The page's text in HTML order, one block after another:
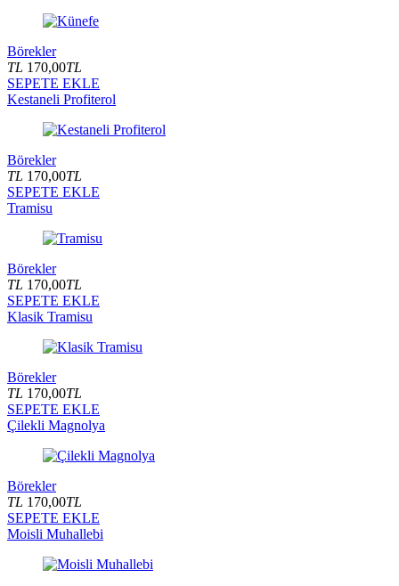
Börekler
TL 170,00TL
SEPETE EKLE
Kestaneli Profiterol
Börekler
TL 170,00TL
SEPETE EKLE
Tramisu
Börekler
TL 170,00TL
SEPETE EKLE
Klasik Tramisu
Börekler
TL 170,00TL
SEPETE EKLE
Çilekli Magnolya
Börekler
TL 170,00TL
SEPETE EKLE
Moisli Muhallebi